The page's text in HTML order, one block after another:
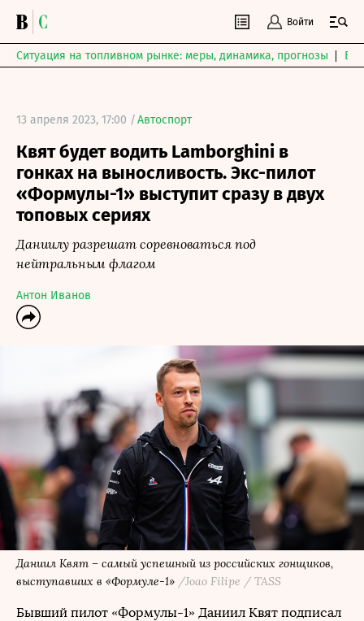
Войти
Ситуация на топливном рынке: меры, динамика, прогнозы
13 апреля 2023, 17:00 /Автоспорт
Квят будет водить Lamborghini в
гонках на выносливость. Экс-пилот
«Формулы-1» выступит сразу в двух
топовых сериях
Даниилу разрешат соревноваться под
нейтральным флагом
Антон Иванов
Даниил Квят – самый успешный из российских гонщиков,
выступавших в «Формуле-1» /Joao Filipe / TASS
Бывший пилот «Формулы-1» Даниил Квят подписал